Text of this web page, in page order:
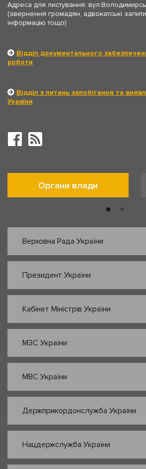
Адреса для листування:
(звернення громадян, адвокатські
інформацію тощо)
Відділ документального
роботи
Відділ з питань запобігання та
України
Органи влади
Верховна Рада України
Президент України
Кабінет Міністрів України
МЗС України
МВС України
Держприкордонслужба України
Нацдержслужба України